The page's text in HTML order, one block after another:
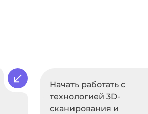
Начать работать с
технологией 3D-
сканирования и